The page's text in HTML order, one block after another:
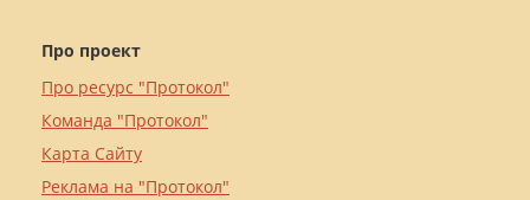
Про проект
Про ресурс "Протокол"
Команда "Протокол"
Карта Сайту
Реклама на "Протокол"